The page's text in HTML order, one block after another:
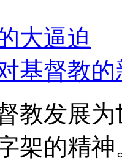
大逼迫
督教的
教发展
架的精